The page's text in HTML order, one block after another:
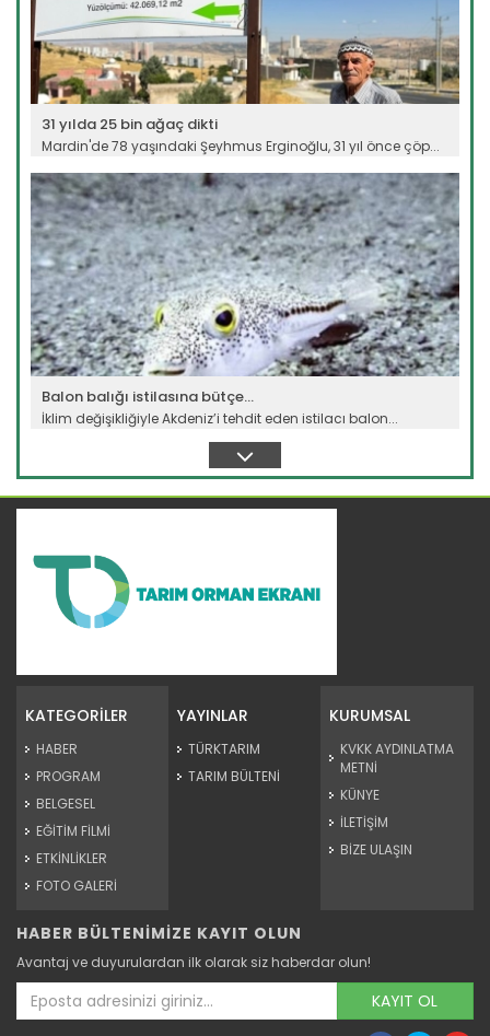
31 yılda 25 bin ağaç dikti
Mardin'de 78 yaşındaki Şeyhmus Erginoğlu, 31 yıl önce çöp...
Devamını Oku ->
Balon balığı istilasına bütçe...
İklim değişikliğiyle Akdeniz’i tehdit eden istilacı balon...
Devamını Oku ->
Koruma altındaki alageyikler...
Antalya'da nesli tükenme tehlikesi altında bulunan
alageyiklerin...
Devamını Oku ->
KATEGORİLER
HABER
PROGRAM
BELGESEL
EĞİTİM FİLMİ
ETKİNLİKLER
FOTO GALERİ
YAYINLAR
TÜRKTARIM
TARIM BÜLTENİ
KURUMSAL
KVKK AYDINLATMA
METNİ
KÜNYE
İLETİŞİM
BİZE ULAŞIN
HABER BÜLTENİMİZE KAYIT OLUN
Avantaj ve duyurulardan ilk olarak siz haberdar olun!
KAYIT OL